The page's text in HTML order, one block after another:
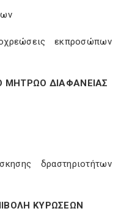
εκπροσώπων
ΜΗΤΡΩΟ ΔΙΑΦΑΝΕΙΑΣ
δραστηριοτήτων
ΚΥΡΩΣΕΩΝ